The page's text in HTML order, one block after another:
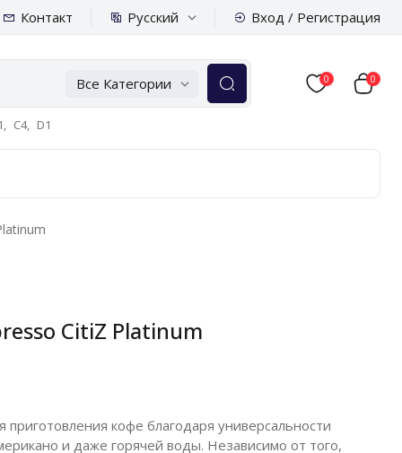
Контакт Русский Вход / Регистрация
Все Категории
C4, D1
0 0
CitiZ Platinum
кофе благодаря универсальности
и даже горячей воды. Независимо от того,